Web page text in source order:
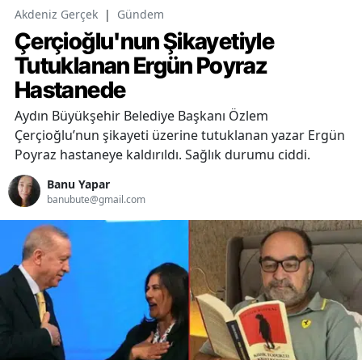
Akdeniz Gerçek | Gündem
Çerçioğlu'nun Şikayetiyle
Tutuklanan Ergün Poyraz
Hastanede
Aydın Büyükşehir Belediye Başkanı Özlem
Çerçioğlu’nun şikayeti üzerine tutuklanan yazar Ergün
Poyraz hastaneye kaldırıldı. Sağlık durumu ciddi.
Banu Yapar
banubute@gmail.com